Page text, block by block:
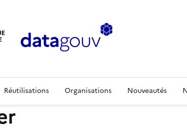
Réutilisations Organisations Nouveautés